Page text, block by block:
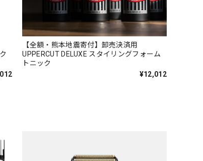
【全額・熊本地震寄付】卸売決済用
UPPERCUT DELUXE スタイリングフォーム
トニック
¥12,012